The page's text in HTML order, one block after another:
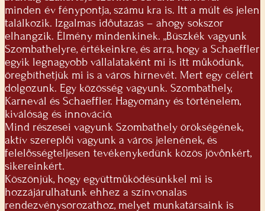
minden év fénypontja, számu kra is. Itt a múlt és jelen
találkozik. Izgalmas időutazás – ahogy sokszor
elhangzik. Élmény mindenkinek. „Büszkék vagyunk
Szombathelyre, értékeinkre, és arra, hogy a Schaeffler
egyik legnagyobb vállalataként mi is itt működünk,
öregbíthetjük mi is a város hírnevét. Mert egy célért
dolgozunk. Egy közösség vagyunk. Szombathely,
Karnevál és Schaeffler. Hagyomány és történelem,
kiválóság és innováció.
Mind részesei vagyunk Szombathely örökségének,
aktív szereplői vagyunk a város jelenének, és
felelősségteljesen tevékenykedünk közös jövőnkért,
sikereinkért.
Köszönjük, hogy együttműködésünkkel mi is
hozzájárulhatunk ehhez a színvonalas
rendezvénysorozathoz, melyet munkatársaink is